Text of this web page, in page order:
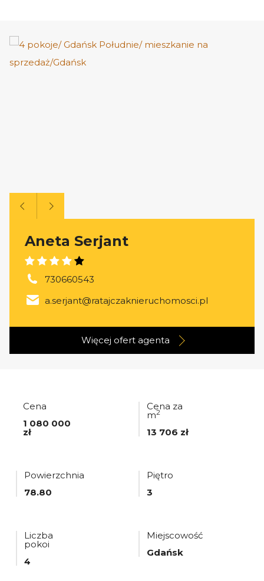
Aneta Serjant
730660543
a.serjant@ratajczaknieruchomosci.pl
Więcej ofert agenta
Cena
1 080 000
zł
Cena za
m2
13 706 zł
Powierzchnia
78.80
Piętro
3
Liczba
pokoi
4
Miejscowość
Gdańsk